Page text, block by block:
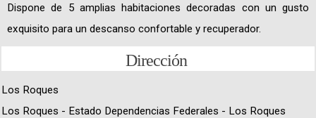
Dispone de 5 amplias habitaciones decoradas con un gusto
exquisito para un descanso confortable y recuperador.
Dirección
Los Roques
Los Roques - Estado Dependencias Federales - Los Roques